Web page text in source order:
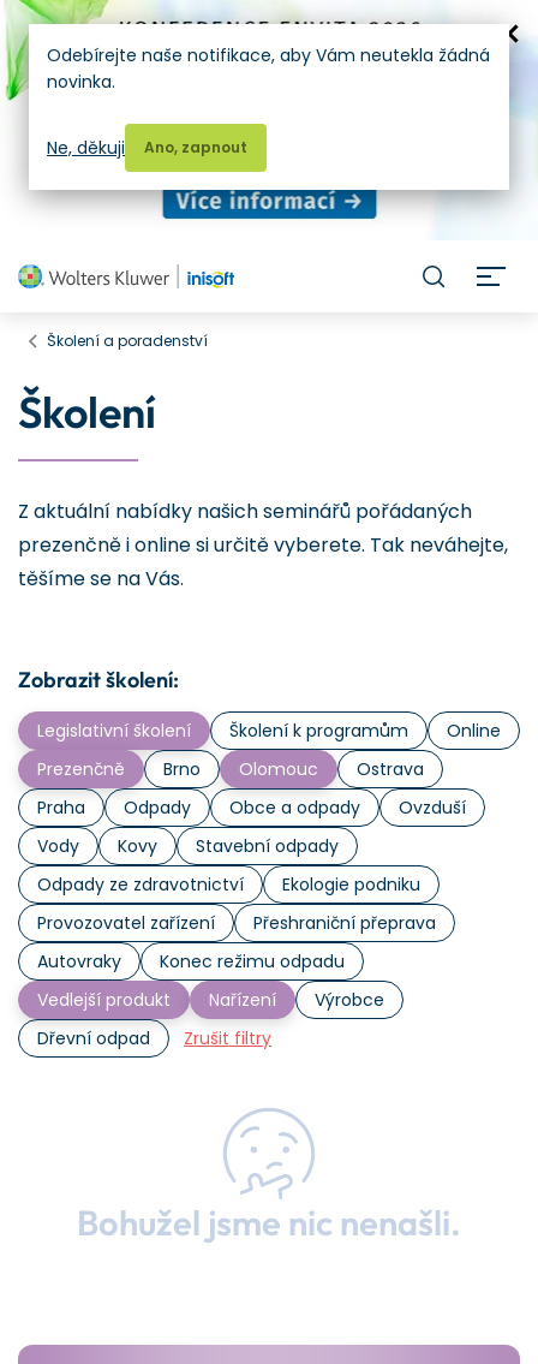
Školení a poradenství
Školení
Z aktuální nabídky našich seminářů pořádaných
prezenčně i online si určitě vyberete. Tak neváhejte,
těšíme se na Vás.
Zobrazit školení:
Legislativní školení Školení k programům
Online
Prezenčně
Brno Olomouc
Ostrava
Praha
Odpady Obce a odpady
Ovzduší
Vody
Kovy
Stavební odpady
Odpady ze zdravotnictví
Ekologie podniku
Provozovatel zařízení
Přeshraniční přeprava
Autovraky
Konec režimu odpadu
Vedlejší produkt
Nařízení
Výrobce
Dřevní odpad
Zrušit filtry
Bohužel jsme nic nenašli.
Odebírejte naše notifikace, aby Vám neutekla žádná
novinka.
Ano, zapnout
Ne, děkuji